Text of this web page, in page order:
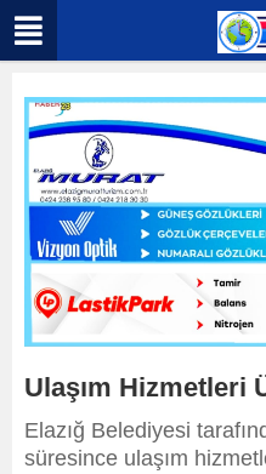
Ulaşım Hizmetleri
Elazığ Belediyesi
süresince ulaşım